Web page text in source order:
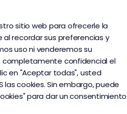
sitio web para ofrecerle la
recordar sus preferencias y
uso ni venderemos su
completamente confidencial el
en "Aceptar todas", usted
las cookies. Sin embargo, puede
para dar un consentimiento